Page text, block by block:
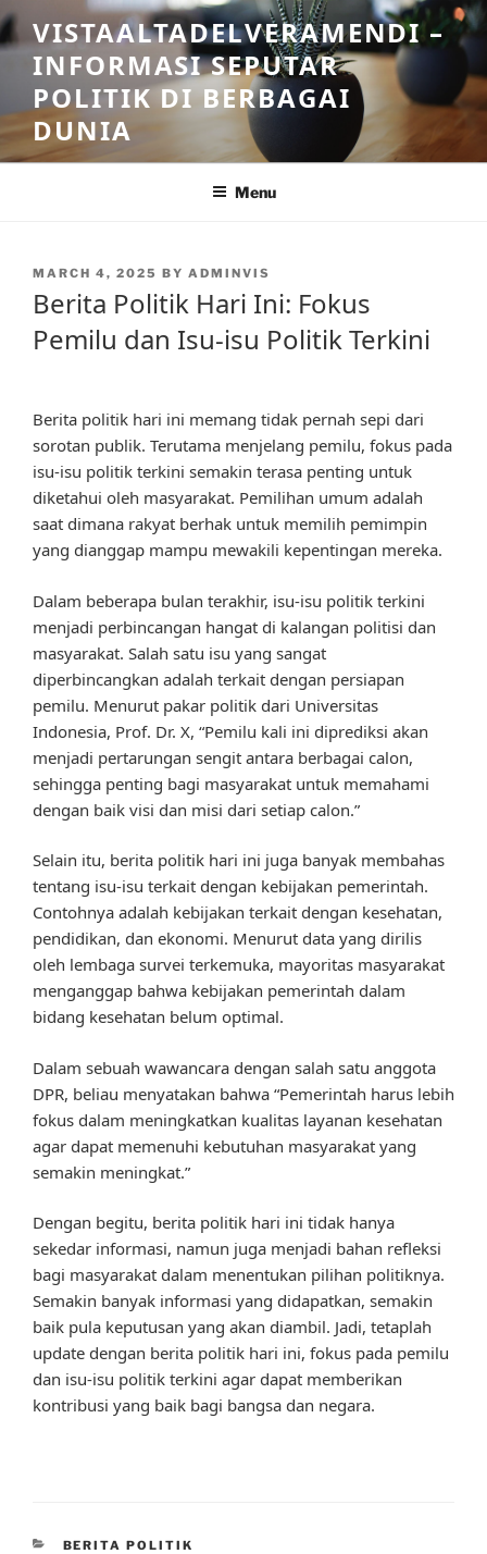
Skip
to
content
VISTAALTADELVERAMENDI –
INFORMASI SEPUTAR
POLITIK DI BERBAGAI
DUNIA
Menu
POSTED
MARCH 4, 2025 BY ADMINVIS
Berita Politik Hari Ini: Fokus
Pemilu dan Isu-isu Politik Terkini
Berita politik hari ini memang tidak pernah sepi dari
sorotan publik. Terutama menjelang pemilu, fokus pada
isu-isu politik terkini semakin terasa penting untuk
diketahui oleh masyarakat. Pemilihan umum adalah
saat dimana rakyat berhak untuk memilih pemimpin
yang dianggap mampu mewakili kepentingan mereka.
Dalam beberapa bulan terakhir, isu-isu politik terkini
menjadi perbincangan hangat di kalangan politisi dan
masyarakat. Salah satu isu yang sangat
diperbincangkan adalah terkait dengan persiapan
pemilu. Menurut pakar politik dari Universitas
Indonesia, Prof. Dr. X, “Pemilu kali ini diprediksi akan
menjadi pertarungan sengit antara berbagai calon,
sehingga penting bagi masyarakat untuk memahami
dengan baik visi dan misi dari setiap calon.”
Selain itu, berita politik hari ini juga banyak membahas
tentang isu-isu terkait dengan kebijakan pemerintah.
Contohnya adalah kebijakan terkait dengan kesehatan,
pendidikan, dan ekonomi. Menurut data yang dirilis
oleh lembaga survei terkemuka, mayoritas masyarakat
menganggap bahwa kebijakan pemerintah dalam
bidang kesehatan belum optimal.
Dalam sebuah wawancara dengan salah satu anggota
DPR, beliau menyatakan bahwa “Pemerintah harus lebih
fokus dalam meningkatkan kualitas layanan kesehatan
agar dapat memenuhi kebutuhan masyarakat yang
semakin meningkat.”
Dengan begitu, berita politik hari ini tidak hanya
sekedar informasi, namun juga menjadi bahan refleksi
bagi masyarakat dalam menentukan pilihan politiknya.
Semakin banyak informasi yang didapatkan, semakin
baik pula keputusan yang akan diambil. Jadi, tetaplah
update dengan berita politik hari ini, fokus pada pemilu
dan isu-isu politik terkini agar dapat memberikan
kontribusi yang baik bagi bangsa dan negara.
CATEGORIES
BERITA POLITIK